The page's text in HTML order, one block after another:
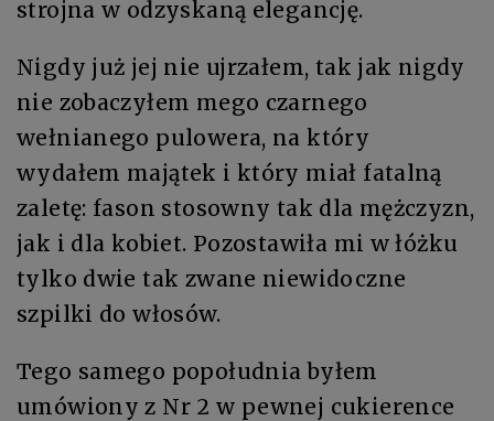
strojna w odzyskaną elegancję.
Nigdy już jej nie ujrzałem, tak jak nigdy
nie zobaczyłem mego czarnego
wełnianego pulowera, na który
wydałem majątek i który miał fatalną
zaletę: fason stosowny tak dla mężczyzn,
jak i dla kobiet. Pozostawiła mi w łóżku
tylko dwie tak zwane niewidoczne
szpilki do włosów.
Tego samego popołudnia byłem
umówiony z Nr 2 w pewnej cukierence